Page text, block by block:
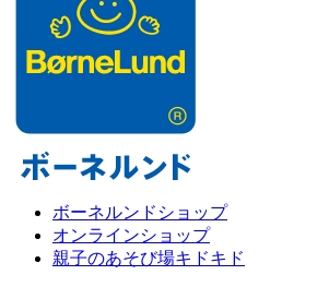
ボーネルンドショップ
オンラインショップ
親子のあそび場キドキド